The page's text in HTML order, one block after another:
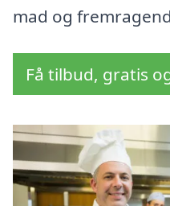
mad og
Få tilbud, gratis